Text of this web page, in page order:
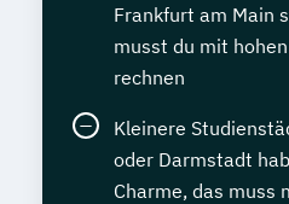
Frankfurt am Main
musst du mit
rechnen
Kleinere
oder Darmstadt
Charme, das muss